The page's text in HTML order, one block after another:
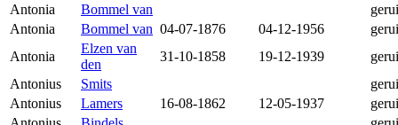
Antonia
Bommel van
Antonia
Bommel van 04-07-1876 04-12-1956
Antonia
Elzen van
den
31-10-1858 19-12-1939
Antonius
Smits
Antonius
Lamers 16-08-1862 12-05-1937